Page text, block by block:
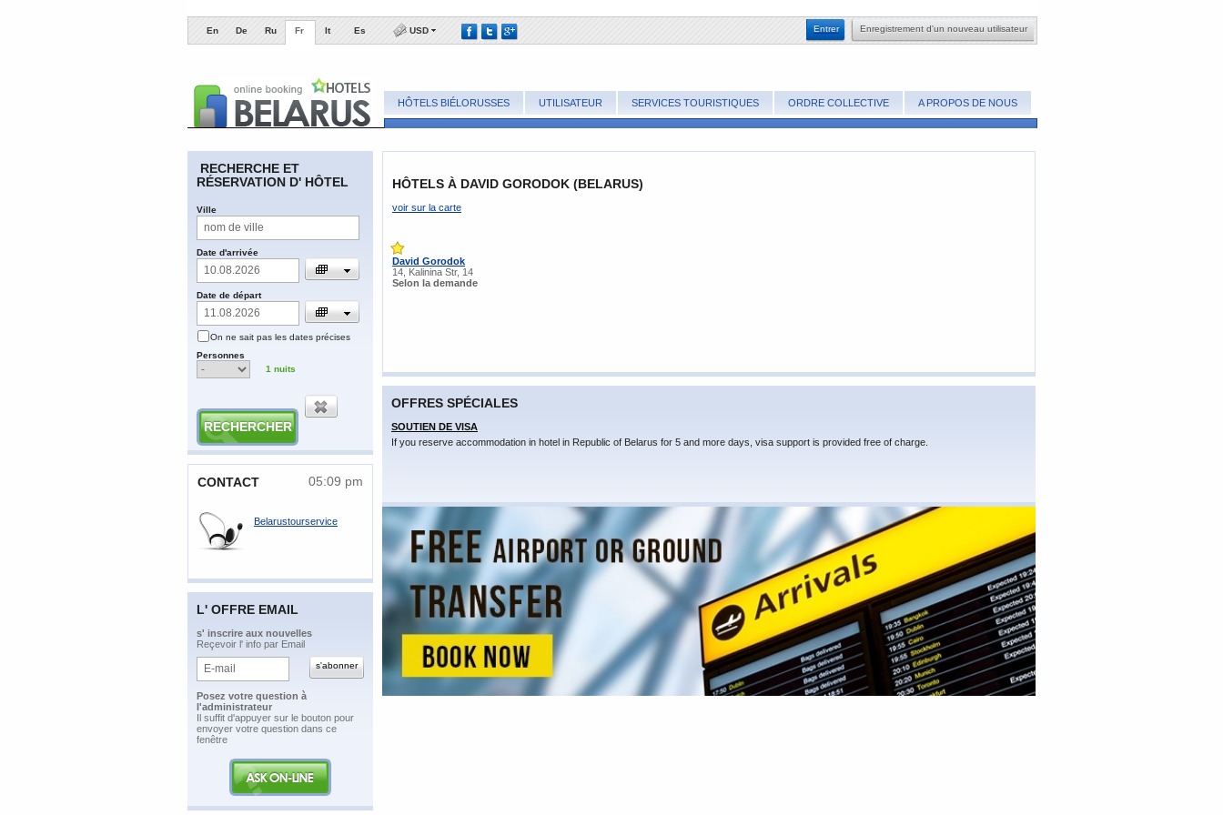
En De Ru Fr It Es USD ​Enregistrement d'un nouveau utilisateur
​Entrer
HÔTELS BIÉLORUSSES UTILISATEUR SERVICES TOURISTIQUES ORDRE COLLECTIVE A PROPOS DE NOUS
​RECHERCHE ET
RÉSERVATION D' HÔTEL
​Ville
​Date d'arrivée
​Date de départ
​On ne sait pas les dates précises
​Personnes
1 nuits
CONTACT 05:09 pm
Belarustourservice
L' OFFRE EMAIL
​s' inscrire aux nouvelles
Reçevoir l' info par Email
Posez votre question à
l'administrateur
​Il suffit d'appuyer sur le bouton pour
envoyer votre question dans ce
fenêtre
HÔTELS À DAVID GORODOK (BELARUS)
voir sur la carte
David Gorodok
14, Kalinina Str, 14
Selon la demande
OFFRES SPÉCIALES
SOUTIEN DE VISA
If you reserve accommodation in hotel in Republic of Belarus for 5 and more days, visa support is provided free of charge.